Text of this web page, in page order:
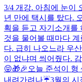
3/4 개강. 아침에 눈이
년 만에 택시를 탔다.
획을 듣고 자기소개를
것을 물어볼 때마다
다. 급히 나오느라 우
이 없냐며 씌어줬다.
😝🎁🎉오늘 준석이 형
내려가려나☔️3월의 시